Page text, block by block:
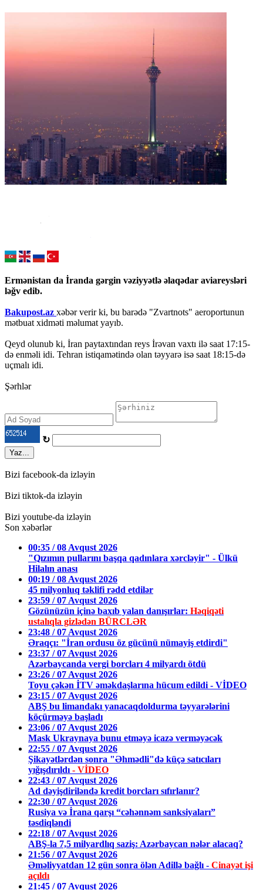
Ermənistan da İranda gərgin vəziyyətlə əlaqədar aviareysləri
ləğv edib.
Bakupost.az xəbər verir ki, bu barədə "Zvartnots" aeroportunun
mətbuat xidməti məlumat yayıb.
Qeyd olunub ki, İran paytaxtından reys İrəvan vaxtı ilə saat 17:15-
də enməli idi. Tehran istiqamətində olan təyyarə isə saat 18:15-də
uçmalı idi.
Şərhlər
↻
Yaz...
Bizi facebook-da izləyin
Bizi tiktok-da izləyin
Bizi youtube-da izləyin
Son xəbərlər
00:35 / 08 Avqust 2026
"Qızımın pullarını başqa qadınlara xərcləyir" - Ülkü
Hilalın anası
00:19 / 08 Avqust 2026
45 milyonluq təklifi rədd etdilər
23:59 / 07 Avqust 2026
Gözünüzün içinə baxıb yalan danışırlar: Həqiqəti
ustalıqla gizlədən BÜRCLƏR
23:48 / 07 Avqust 2026
Əraqçı: "İran ordusu öz gücünü nümayiş etdirdi"
23:37 / 07 Avqust 2026
Azərbaycanda vergi borcları 4 milyardı ötdü
23:26 / 07 Avqust 2026
Toyu çəkən İTV əməkdaşlarına hücum edildi - VİDEO
23:15 / 07 Avqust 2026
ABŞ bu limandakı yanacaqdoldurma təyyarələrini
köçürməyə başladı
23:06 / 07 Avqust 2026
Mask Ukraynaya bunu etməyə icazə verməyəcək
22:55 / 07 Avqust 2026
Şikayətlərdən sonra "Əhmədli"də küçə satıcıları
yığışdırıldı - VİDEO
22:43 / 07 Avqust 2026
Ad dəyişdiriləndə kredit borcları sıfırlanır?
22:30 / 07 Avqust 2026
Rusiya və İrana qarşı “cəhənnəm sanksiyaları”
təsdiqləndi
22:18 / 07 Avqust 2026
ABŞ-la 7,5 milyardlıq saziş: Azərbaycan nələr alacaq?
21:56 / 07 Avqust 2026
Əməliyyatdan 12 gün sonra ölən Adillə bağlı - Cinayət işi
açıldı
21:45 / 07 Avqust 2026